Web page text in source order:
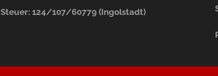
Steuer: 124/107/60779 (Ingolstadt)